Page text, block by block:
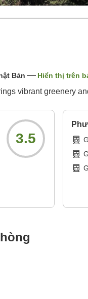
Bản Hiển thị trên
vibrant greenery
3.5